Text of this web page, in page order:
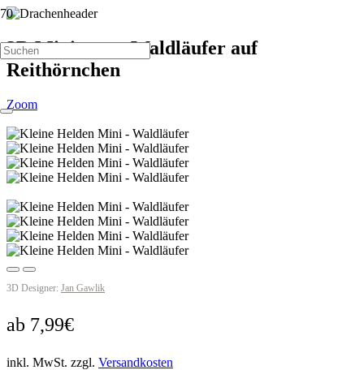
3D Miniatur – Waldläufer auf
Reithörnchen
Zoom
3D Designer: Jan Gawlik
ab 7,99€
inkl. MwSt. zzgl. Versandkosten